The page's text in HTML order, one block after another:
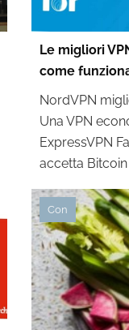
Le migliori
come
NordVPN
Una VPN
ExpressVPN
accetta Bitcoin
Con